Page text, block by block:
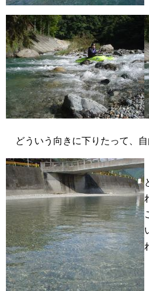
どういう向きに下りたって、自